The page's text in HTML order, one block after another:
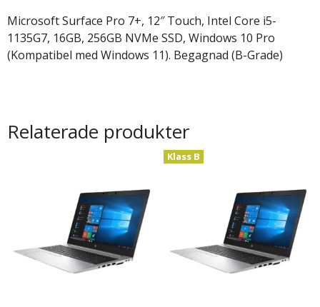
Microsoft Surface Pro 7+, 12″ Touch, Intel Core i5-
1135G7, 16GB, 256GB NVMe SSD, Windows 10 Pro
(Kompatibel med Windows 11). Begagnad (B-Grade)
Relaterade produkter
Klass B